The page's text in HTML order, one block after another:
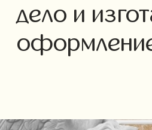
дело и